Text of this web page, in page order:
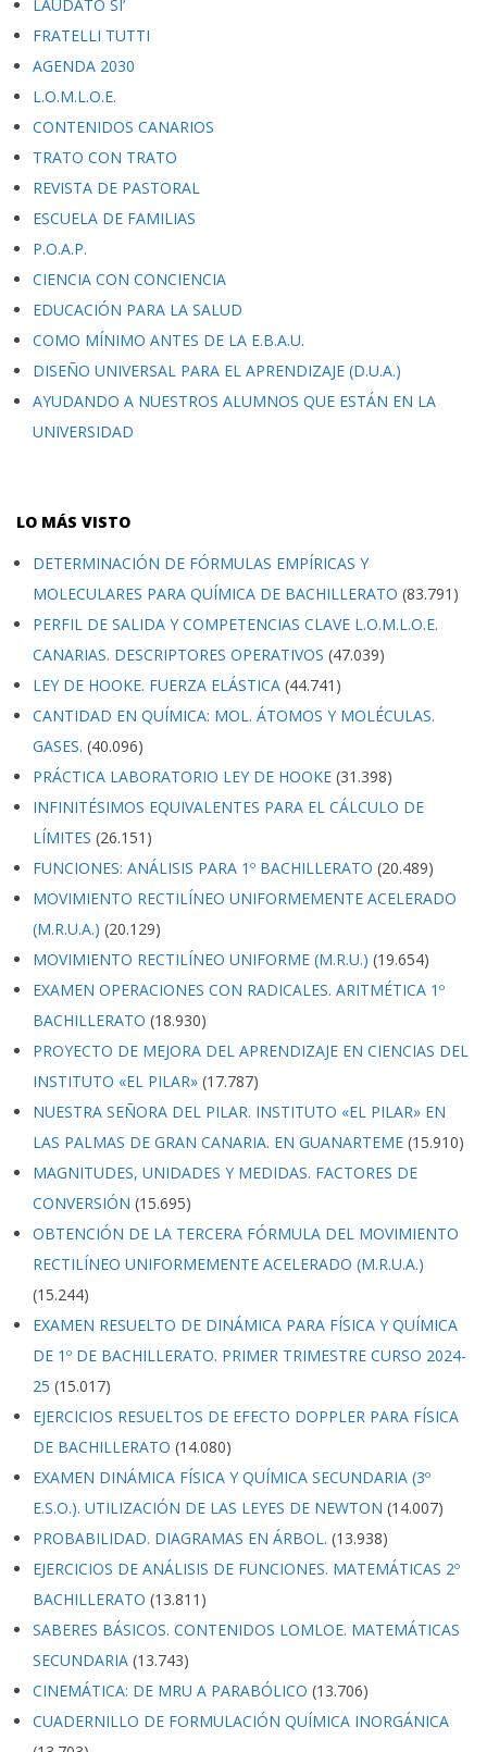
LAUDATO SI’
FRATELLI TUTTI
AGENDA 2030
L.O.M.L.O.E.
CONTENIDOS CANARIOS
TRATO CON TRATO
REVISTA DE PASTORAL
ESCUELA DE FAMILIAS
P.O.A.P.
CIENCIA CON CONCIENCIA
EDUCACIÓN PARA LA SALUD
COMO MÍNIMO ANTES DE LA E.B.A.U.
DISEÑO UNIVERSAL PARA EL APRENDIZAJE (D.U.A.)
AYUDANDO A NUESTROS ALUMNOS QUE ESTÁN EN LA
UNIVERSIDAD
LO MÁS VISTO
DETERMINACIÓN DE FÓRMULAS EMPÍRICAS Y
MOLECULARES PARA QUÍMICA DE BACHILLERATO (83.791)
PERFIL DE SALIDA Y COMPETENCIAS CLAVE L.O.M.L.O.E.
CANARIAS. DESCRIPTORES OPERATIVOS (47.039)
LEY DE HOOKE. FUERZA ELÁSTICA (44.741)
CANTIDAD EN QUÍMICA: MOL. ÁTOMOS Y MOLÉCULAS.
GASES. (40.096)
PRÁCTICA LABORATORIO LEY DE HOOKE (31.398)
INFINITÉSIMOS EQUIVALENTES PARA EL CÁLCULO DE
LÍMITES (26.151)
FUNCIONES: ANÁLISIS PARA 1º BACHILLERATO (20.489)
MOVIMIENTO RECTILÍNEO UNIFORMEMENTE ACELERADO
(M.R.U.A.) (20.129)
MOVIMIENTO RECTILÍNEO UNIFORME (M.R.U.) (19.654)
EXAMEN OPERACIONES CON RADICALES. ARITMÉTICA 1º
BACHILLERATO (18.930)
PROYECTO DE MEJORA DEL APRENDIZAJE EN CIENCIAS DEL
INSTITUTO «EL PILAR» (17.787)
NUESTRA SEÑORA DEL PILAR. INSTITUTO «EL PILAR» EN
LAS PALMAS DE GRAN CANARIA. EN GUANARTEME (15.910)
MAGNITUDES, UNIDADES Y MEDIDAS. FACTORES DE
CONVERSIÓN (15.695)
OBTENCIÓN DE LA TERCERA FÓRMULA DEL MOVIMIENTO
RECTILÍNEO UNIFORMEMENTE ACELERADO (M.R.U.A.)
(15.244)
EXAMEN RESUELTO DE DINÁMICA PARA FÍSICA Y QUÍMICA
DE 1º DE BACHILLERATO. PRIMER TRIMESTRE CURSO 2024-
25 (15.017)
EJERCICIOS RESUELTOS DE EFECTO DOPPLER PARA FÍSICA
DE BACHILLERATO (14.080)
EXAMEN DINÁMICA FÍSICA Y QUÍMICA SECUNDARIA (3º
E.S.O.). UTILIZACIÓN DE LAS LEYES DE NEWTON (14.007)
PROBABILIDAD. DIAGRAMAS EN ÁRBOL. (13.938)
EJERCICIOS DE ANÁLISIS DE FUNCIONES. MATEMÁTICAS 2º
BACHILLERATO (13.811)
SABERES BÁSICOS. CONTENIDOS LOMLOE. MATEMÁTICAS
SECUNDARIA (13.743)
CINEMÁTICA: DE MRU A PARABÓLICO (13.706)
CUADERNILLO DE FORMULACIÓN QUÍMICA INORGÁNICA